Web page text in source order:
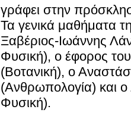
γράφει στην
Τα γενικά μαθήματα
Ξαβέριος-Ιωάννης
Φυσική), ο έφορος
(Βοτανική), ο
(Ανθρωπολογία) και
Φυσική).